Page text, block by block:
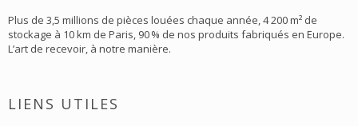
Plus de 3,5 millions de pièces louées chaque année, 4 200 m² de
stockage à 10 km de Paris, 90 % de nos produits fabriqués en Europe.
L’art de recevoir, à notre manière.
LIENS UTILES